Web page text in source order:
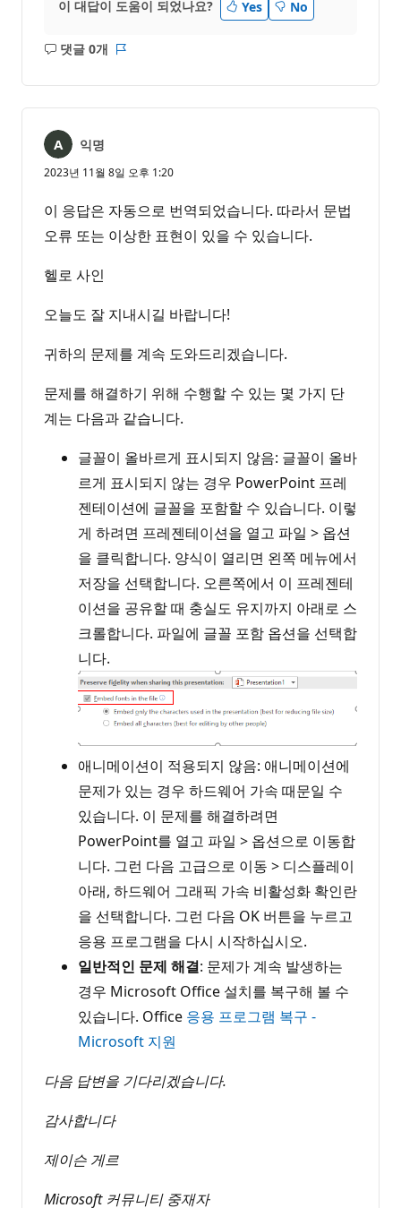
이 대답이 도움이 되었나요? Yes No
댓글 0개
설
음
익명
2023년 11월 8일 오후 1:20
이 응답은 자동으로 번역되었습니다. 따라서 문법
오류 또는 이상한 표현이 있을 수 있습니다.
헬로 사인
오늘도 잘 지내시길 바랍니다!
귀하의 문제를 계속 도와드리겠습니다.
문제를 해결하기 위해 수행할 수 있는 몇 가지 단
계는 다음과 같습니다.
글꼴이 올바르게 표시되지 않음: 글꼴이 올바
르게 표시되지 않는 경우 PowerPoint 프레
젠테이션에 글꼴을 포함할 수 있습니다. 이렇
게 하려면 프레젠테이션을 열고 파일 > 옵션
을 클릭합니다. 양식이 열리면 왼쪽 메뉴에서
저장을 선택합니다. 오른쪽에서 이 프레젠테
이션을 공유할 때 충실도 유지까지 아래로 스
크롤합니다. 파일에 글꼴 포함 옵션을 선택합
니다.
애니메이션이 적용되지 않음: 애니메이션에
문제가 있는 경우 하드웨어 가속 때문일 수
있습니다. 이 문제를 해결하려면
PowerPoint를 열고 파일 > 옵션으로 이동합
니다. 그런 다음 고급으로 이동 > 디스플레이
아래, 하드웨어 그래픽 가속 비활성화 확인란
을 선택합니다. 그런 다음 OK 버튼을 누르고
응용 프로그램을 다시 시작하십시오.
일반적인 문제 해결: 문제가 계속 발생하는
경우 Microsoft Office 설치를 복구해 볼 수
있습니다. Office 응용 프로그램 복구 -
Microsoft 지원
다음 답변을 기다리겠습니다.
감사합니다
제이슨 게르
Microsoft 커뮤니티 중재자